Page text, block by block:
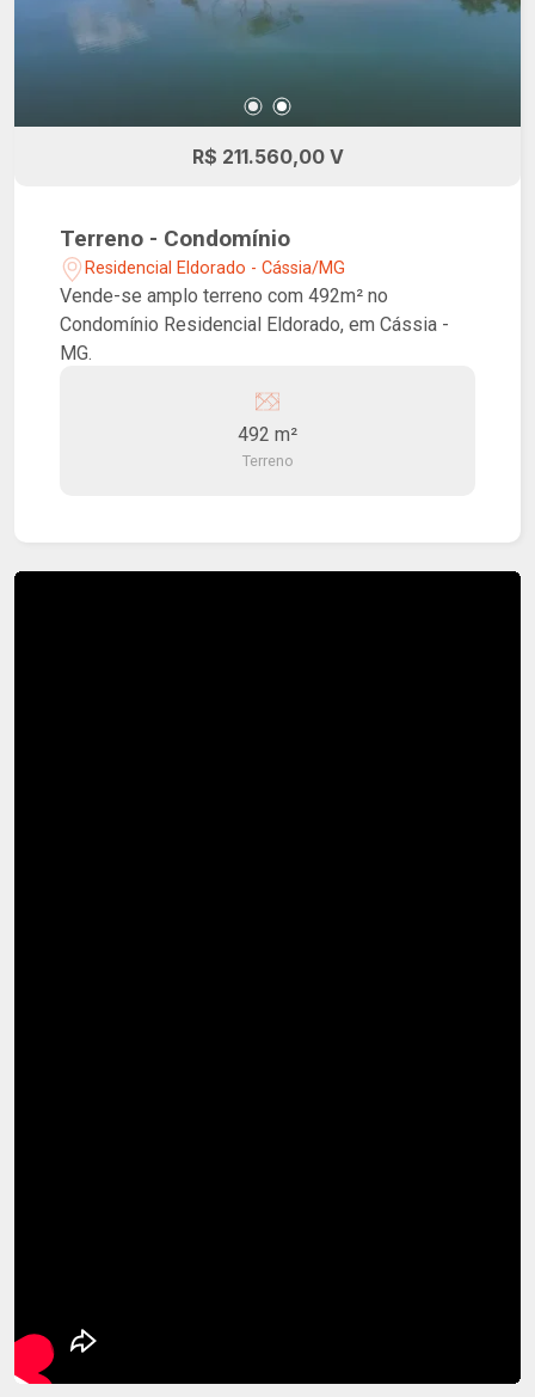
R$ 211.560,00 V
Terreno - Condomínio
Residencial Eldorado - Cássia/MG
Vende-se amplo terreno com 492m² no
Condomínio Residencial Eldorado, em Cássia -
MG.
492 m²
Terreno